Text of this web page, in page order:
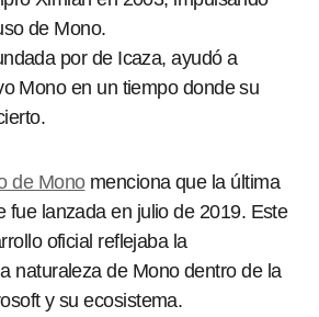
de Mono.
por de Icaza, ayudó a
Mono en un tiempo donde su
de Monomenciona que la última
fue lanzada en julio de 2019. Este
oficial reflejaba la
naturaleza de Mono dentro de la
y su ecosistema.